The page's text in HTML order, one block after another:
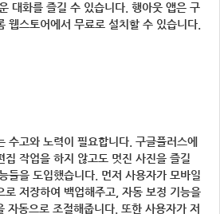
대화를 즐길 수 있습니다. 행아웃 앱은 구
웹스토어에서 무료로 설치할 수 있습니다.
수고와 노력이 필요합니다. 구글플러스에
집 작업을 하지 않고도 멋진 사진을 즐길
들을 도입했습니다. 먼저 사용자가 모바일
로 저장하여 백업해주고, 자동 보정 기능을
자동으로 조절해줍니다. 또한 사용자가 저